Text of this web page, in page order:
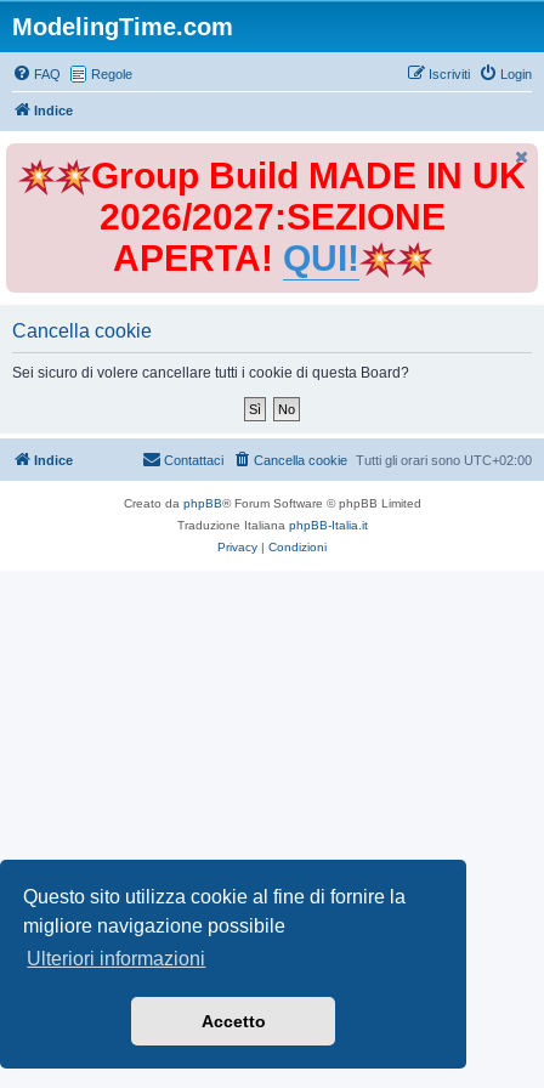
Questo sito utilizza cookie al fine di fornire la
migliore navigazione possibile
Ulteriori informazioni
Accetto
ModelingTime.com
FAQ Regole Login
Iscriviti
Indice
Group Build MADE IN UK
2026/2027:SEZIONE
APERTA! QUI!
Cancella cookie
Sei sicuro di volere cancellare tutti i cookie di questa Board?
Indice Tutti gli orari sono UTC+02:00
Cancella cookie
Contattaci
Creato da phpBB® Forum Software © phpBB Limited
Traduzione Italiana phpBB-Italia.it
Privacy | Condizioni